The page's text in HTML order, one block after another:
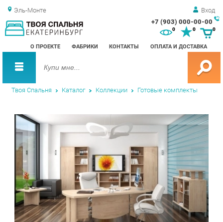
Эль-Монте Вход
+7 (903) 000-00-00
О ПРОЕКТЕ ФАБРИКИ КОНТАКТЫ ОПЛАТА И ДОСТАВКА
0 0
Твоя Спальня Каталог Коллекции Готовые комплекты